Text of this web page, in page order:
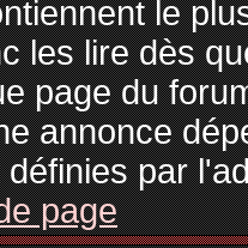
le
les lire dès
page du
annonce
par
page